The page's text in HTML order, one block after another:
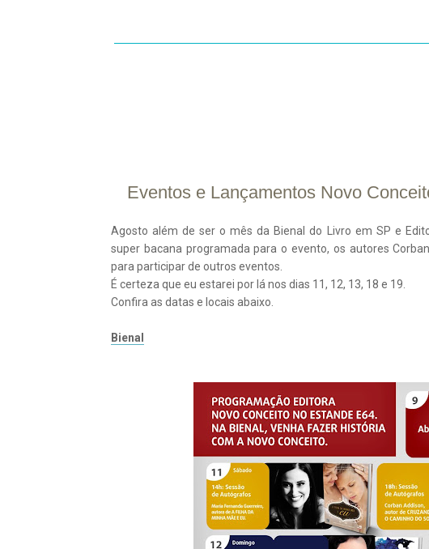
Eventos e Lançamentos Novo
Agosto além de ser o mês da Bienal do Livro em SP e
super bacana programada para o evento, os autores
para participar de outros eventos.
É certeza que eu estarei por lá nos dias 11, 12, 13, 18 e 19.
Confira as datas e locais abaixo.
Bienal